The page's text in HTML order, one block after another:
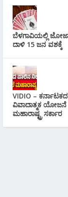
ಬೆಳಗಾವಿಯಲ್ಲಿ
ದಾಳಿ 15 ಜನ ವಶಕ್ಕೆ
VIDIO –
ವಿವಾದಾತ್ಮಕ
ಮಹಾರಾಷ್ಟ್ರ ಸರ್ಕಾರ